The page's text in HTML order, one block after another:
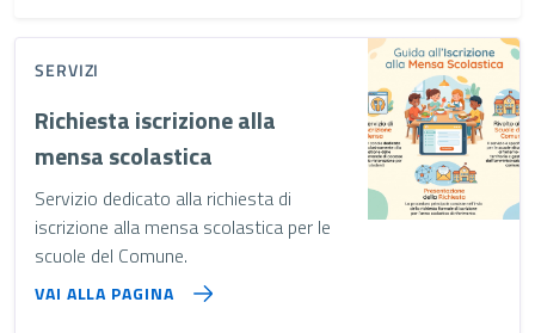
SERVIZI
Richiesta iscrizione alla
mensa scolastica
Servizio dedicato alla richiesta di
iscrizione alla mensa scolastica per le
scuole del Comune.
VAI ALLA PAGINA